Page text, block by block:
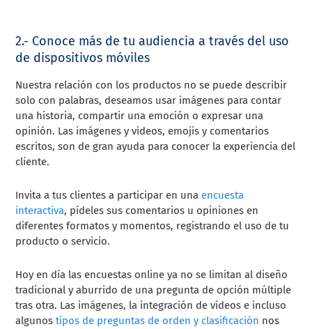
2.- Conoce más de tu audiencia a través del uso
de dispositivos móviles
Nuestra relación con los productos no se puede describir
solo con palabras, deseamos usar imágenes para contar
una historia, compartir una emoción o expresar una
opinión. Las imágenes y videos, emojis y comentarios
escritos, son de gran ayuda para conocer la experiencia del
cliente.
Invita a tus clientes a participar en una encuesta
interactiva, pídeles sus comentarios u opiniones en
diferentes formatos y momentos, registrando el uso de tu
producto o servicio.
Hoy en día las encuestas online ya no se limitan al diseño
tradicional y aburrido de una pregunta de opción múltiple
tras otra. Las imágenes, la integración de vídeos e incluso
algunostipos de preguntas de orden y clasificación nos